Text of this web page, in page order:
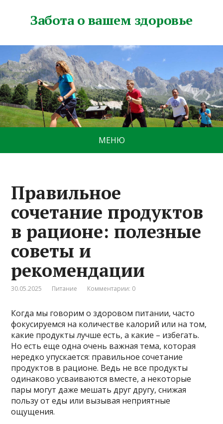
Забота о вашем здоровье
МЕНЮ
Правильное
сочетание продуктов
в рационе: полезные
советы и
рекомендации
30.05.2025 Питание Комментарии: 0
Когда мы говорим о здоровом питании, часто
фокусируемся на количестве калорий или на том,
какие продукты лучше есть, а какие – избегать.
Но есть еще одна очень важная тема, которая
нередко упускается: правильное сочетание
продуктов в рационе. Ведь не все продукты
одинаково усваиваются вместе, а некоторые
пары могут даже мешать друг другу, снижая
пользу от еды или вызывая неприятные
ощущения.